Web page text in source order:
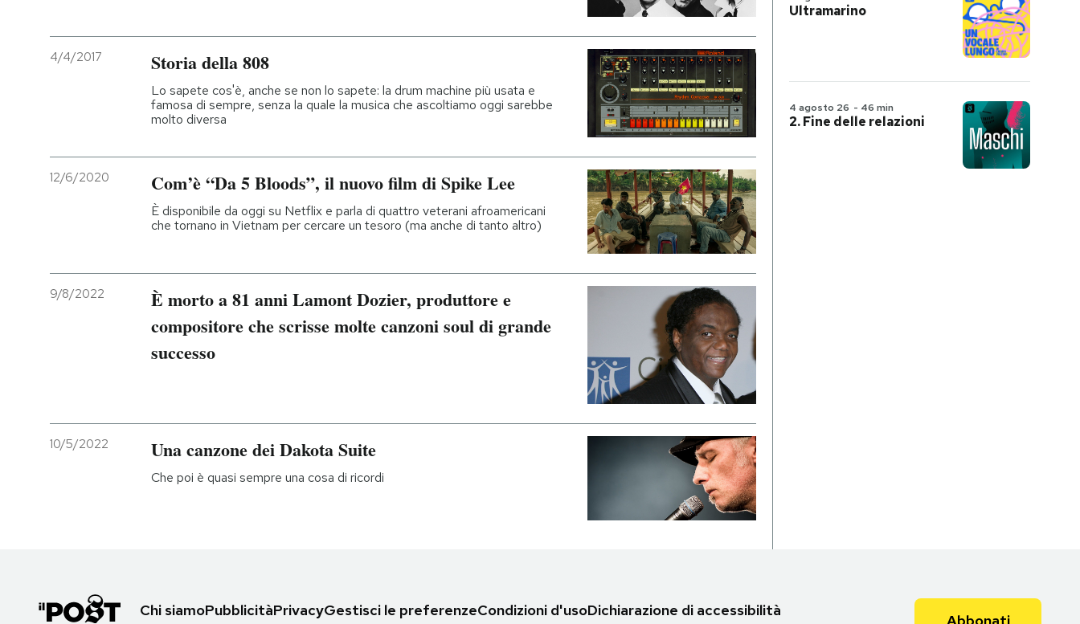
4/4/2017 Storia della 808
Lo sapete cos'è, anche se non lo sapete: la drum machine più usata e
famosa di sempre, senza la quale la musica che ascoltiamo oggi sarebbe
molto diversa
12/6/2020 Com’è “Da 5 Bloods”, il nuovo film di Spike Lee
È disponibile da oggi su Netflix e parla di quattro veterani afroamericani
che tornano in Vietnam per cercare un tesoro (ma anche di tanto altro)
9/8/2022
È morto a 81 anni Lamont Dozier, produttore e
compositore che scrisse molte canzoni soul di grande
successo
10/5/2022 Una canzone dei Dakota Suite
Che poi è quasi sempre una cosa di ricordi
Ultramarino
4 agosto 26 - 46 min
2. Fine delle relazioni
Chi siamoPubblicitàPrivacyGestisci le preferenzeCondizioni d'usoDichiarazione di accessibilità
Abbonati